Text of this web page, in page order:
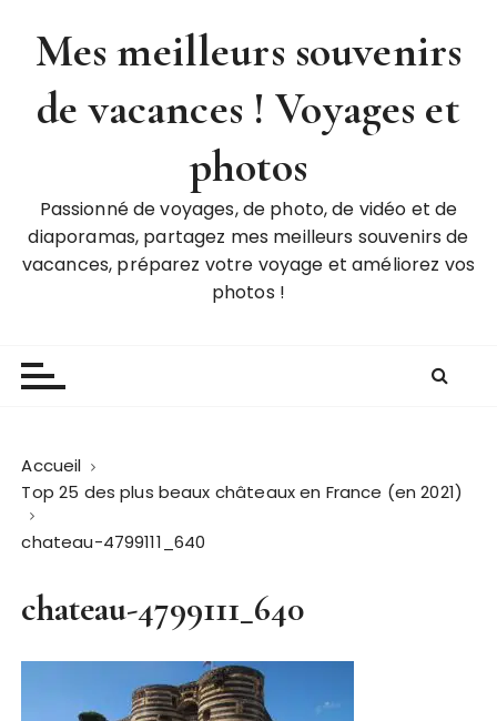
Mes meilleurs souvenirs
de vacances ! Voyages et
photos
Passionné de voyages, de photo, de vidéo et de
diaporamas, partagez mes meilleurs souvenirs de
vacances, préparez votre voyage et améliorez vos
photos !
Accueil
Top 25 des plus beaux châteaux en France (en 2021)
chateau-4799111_640
chateau-4799111_640